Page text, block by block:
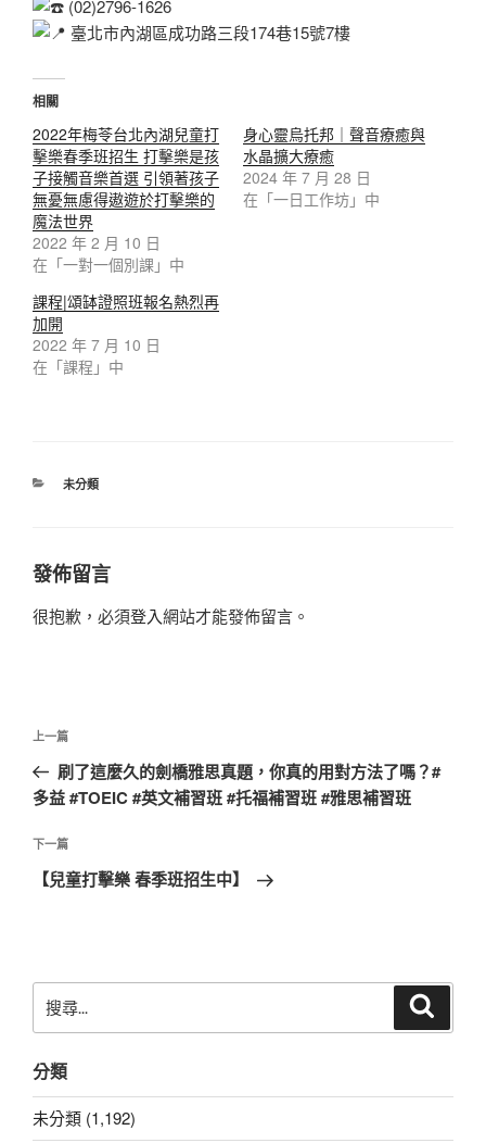
(02)2796-1626
臺北市內湖區成功路三段174巷15號7樓
相關
2022年梅苓台北內湖兒童打
擊樂春季班招生 打擊樂是孩
子接觸音樂首選 引領著孩子
無憂無慮得遨遊於打擊樂的
魔法世界
2022 年 2 月 10 日
在「一對一個別課」中
身心靈烏托邦｜聲音療癒與
水晶擴大療癒
2024 年 7 月 28 日
在「一日工作坊」中
課程|頌缽證照班報名熱烈再
加開
2022 年 7 月 10 日
在「課程」中
分
未分類
發佈留言
很抱歉，必須登入網站才能發佈留言。
文
導
覽
上
一
篇
章
上一篇
刷了這麼久的劍橋雅思真題，你真的用對方法了嗎？#
多益 #TOEIC #英文補習班 #托福補習班 #雅思補習班
下
一
下一篇
【兒童打擊樂 春季班招生中】
尋
鍵
字:
分類
未分類 (1,192)